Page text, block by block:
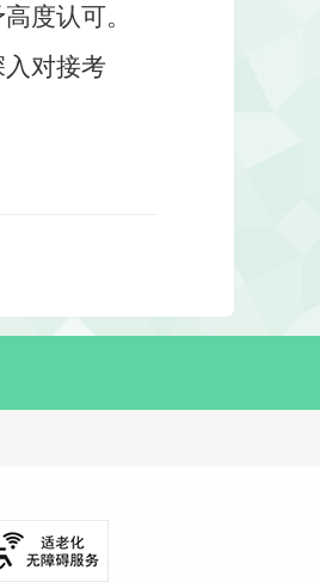
度认可。
对接考